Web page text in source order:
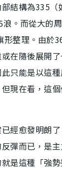
結構為335（
。而從大的
形整理。由於
在隨後展開
只能是以這
現在看，這
經愈發明朗
彈而已，是
是這種「強